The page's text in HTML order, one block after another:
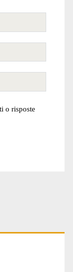
o risposte